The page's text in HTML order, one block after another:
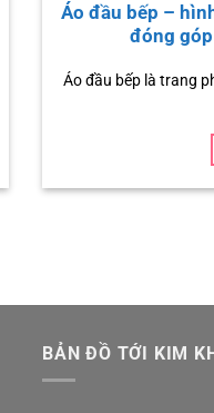
Do Nên Thuê Trang
Mua Mới
đang chuẩn bị cho một
nhưng băn
BẢN ĐỒ TỚI KIM